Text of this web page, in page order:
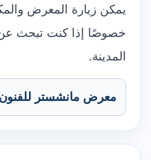
يمكن زيارة المعرض
خصوصًا إذا كنت تبحث
المدينة.
معرض مانشستر للفنون